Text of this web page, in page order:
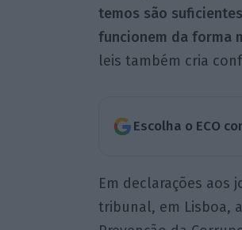
temos são
funcionem da forma
leis também cria
Escolha o ECO
Em declarações aos
tribunal, em Lisboa,